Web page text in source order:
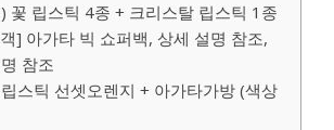
꽃 립스틱 4종 + 크리스탈 립스틱 1종
] 아가타 빅 쇼퍼백, 상세 설명 참조,
참조
스틱 선셋오렌지 + 아가타가방 (색상